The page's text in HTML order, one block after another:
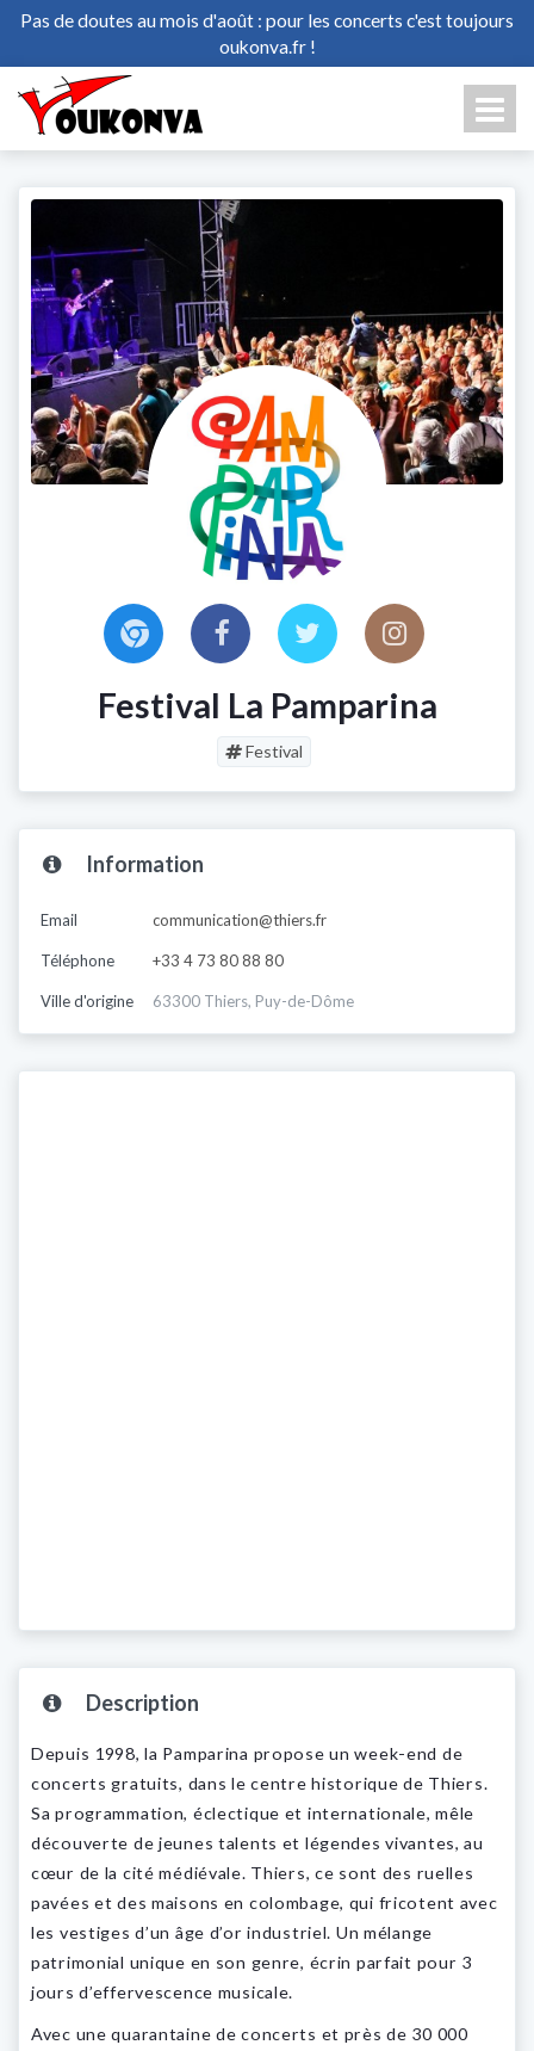
Pas de doutes au mois d'août : pour les concerts c'est toujours
oukonva.fr !
Festival La Pamparina
Festival
Information
Email communication@thiers.fr
Téléphone +33 4 73 80 88 80
Ville d'origine 63300 Thiers, Puy-de-Dôme
Description
Depuis 1998, la Pamparina propose un week-end de
concerts gratuits, dans le centre historique de Thiers.
Sa programmation, éclectique et internationale, mêle
découverte de jeunes talents et légendes vivantes, au
cœur de la cité médiévale. Thiers, ce sont des ruelles
pavées et des maisons en colombage, qui fricotent avec
les vestiges d’un âge d’or industriel. Un mélange
patrimonial unique en son genre, écrin parfait pour 3
jours d’effervescence musicale.
Avec une quarantaine de concerts et près de 30 000